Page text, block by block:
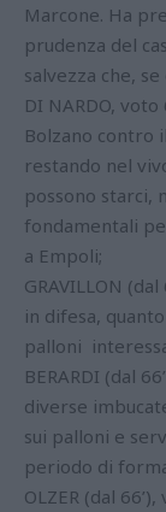
Marcone. Ha
prudenza del
salvezza che,
DI NARDO,
Bolzano contro
restando nel
possono starci,
fondamentali
a Empoli;
GRAVILLON
in difesa,
palloni
BERARDI (dal
diverse
sui palloni e
periodo di
OLZER (dal